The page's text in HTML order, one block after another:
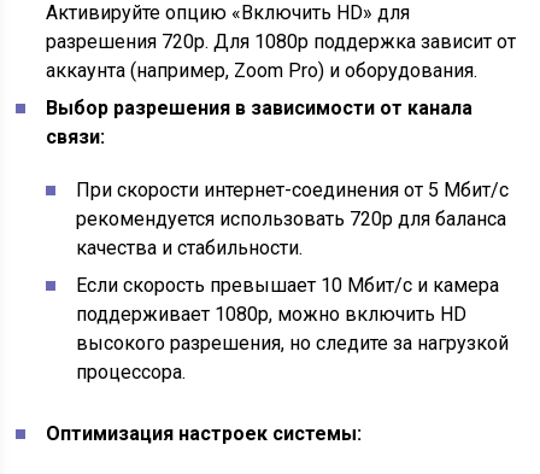
Активируйте опцию «Включить HD» для
разрешения 720p. Для 1080p поддержка зависит от
аккаунта (например, Zoom Pro) и оборудования.
Выбор разрешения в зависимости от канала
связи:
При скорости интернет-соединения от 5 Мбит/с
рекомендуется использовать 720p для баланса
качества и стабильности.
Если скорость превышает 10 Мбит/с и камера
поддерживает 1080p, можно включить HD
высокого разрешения, но следите за нагрузкой
процессора.
Оптимизация настроек системы: